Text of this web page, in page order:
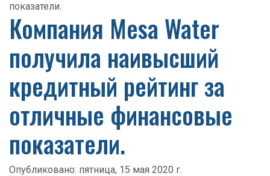
показатели.
Компания Mesa Water
получила наивысший
кредитный рейтинг за
отличные финансовые
показатели.
Опубликовано: пятница, 15 мая 2020 г.